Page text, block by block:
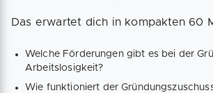
Das erwartet dich in kompakten 60
Welche Förderungen gibt es bei der
Arbeitslosigkeit?
Wie funktioniert der